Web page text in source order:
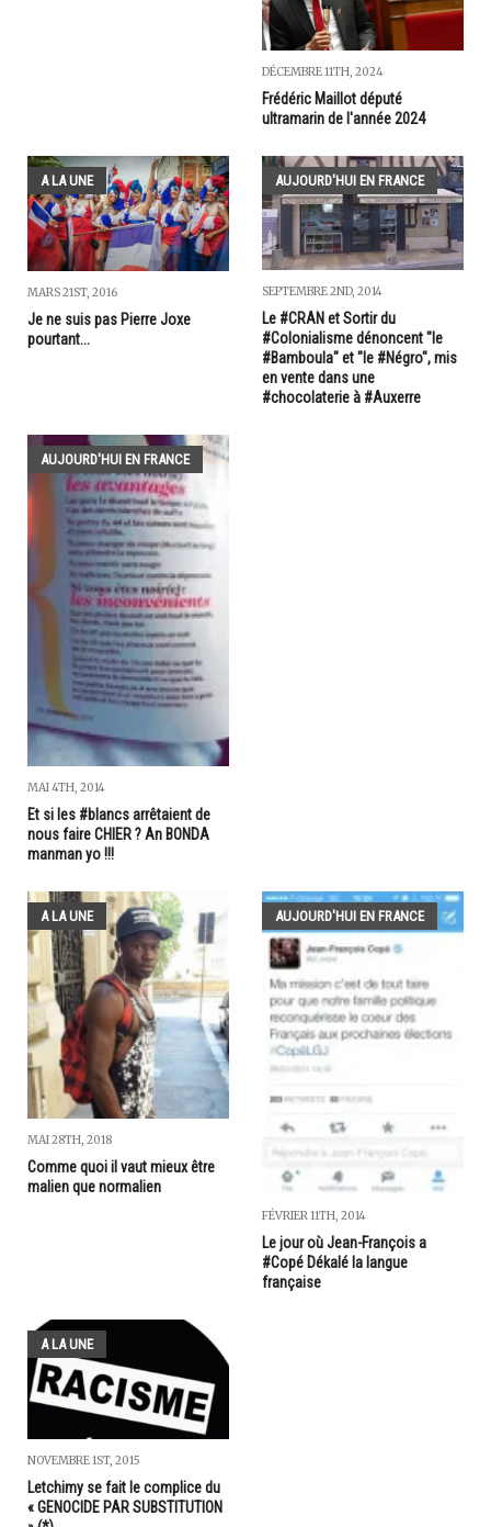
DÉCEMBRE 11TH, 2024
Frédéric Maillot député
ultramarin de l'année 2024
A LA UNE
MARS 21ST, 2016
Je ne suis pas Pierre Joxe
pourtant...
AUJOURD'HUI EN FRANCE
SEPTEMBRE 2ND, 2014
Le #CRAN et Sortir du
#Colonialisme dénoncent "le
#Bamboula" et "le #Négro", mis
en vente dans une
#chocolaterie à #Auxerre
AUJOURD'HUI EN FRANCE
MAI 4TH, 2014
Et si les #blancs arrêtaient de
nous faire CHIER ? An BONDA
manman yo !!!
A LA UNE
MAI 28TH, 2018
Comme quoi il vaut mieux être
malien que normalien
AUJOURD'HUI EN FRANCE
FÉVRIER 11TH, 2014
Le jour où Jean-François a
#Copé Dékalé la langue
française
A LA UNE
NOVEMBRE 1ST, 2015
Letchimy se fait le complice du
« GENOCIDE PAR SUBSTITUTION